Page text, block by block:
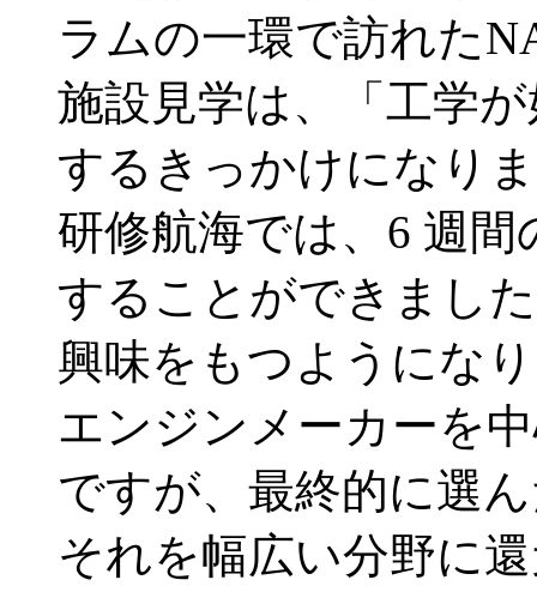
ラムの一環で訪れた
施設見学は、「工学
するきっかけになり
研修航海では、6 週
することができまし
興味をもつようにな
エンジンメーカーを
ですが、最終的に選
それを幅広い分野に